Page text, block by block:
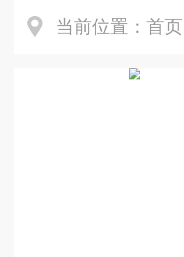
当前位置： 首页